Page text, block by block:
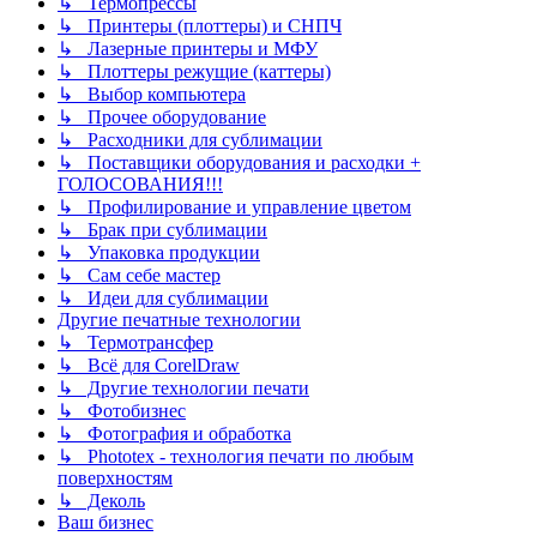
↳ Принтеры (плоттеры) и СНПЧ
↳ Лазерные принтеры и МФУ
↳ Плоттеры режущие (каттеры)
↳ Выбор компьютера
↳ Прочее оборудование
↳ Расходники для сублимации
↳ Поставщики оборудования и расходки +
ГОЛОСОВАНИЯ!!!
↳ Профилирование и управление цветом
↳ Брак при сублимации
↳ Упаковка продукции
↳ Сам себе мастер
↳ Идеи для сублимации
Другие печатные технологии
↳ Термотрансфер
↳ Всё для CorelDraw
↳ Другие технологии печати
↳ Фотобизнес
↳ Фотография и обработка
↳ Phototex - технология печати по любым
поверхностям
↳ Деколь
Ваш бизнес